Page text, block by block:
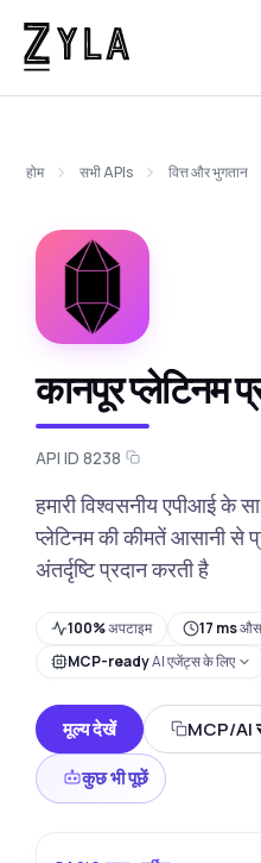
होम सभी APIs वित्त और भुगतान
कानपूर प्लेटिनम
API ID 8238
हमारी विश्वसनीय एपीआई के
प्लेटिनम की कीमतें आसानी से
अंतर्दृष्टि प्रदान करती है
100%अपटाइम 17 ms
MCP-readyAI एजेंट्स के लिए
मूल्य देखें
MCP/AI
कुछ भी पूछें